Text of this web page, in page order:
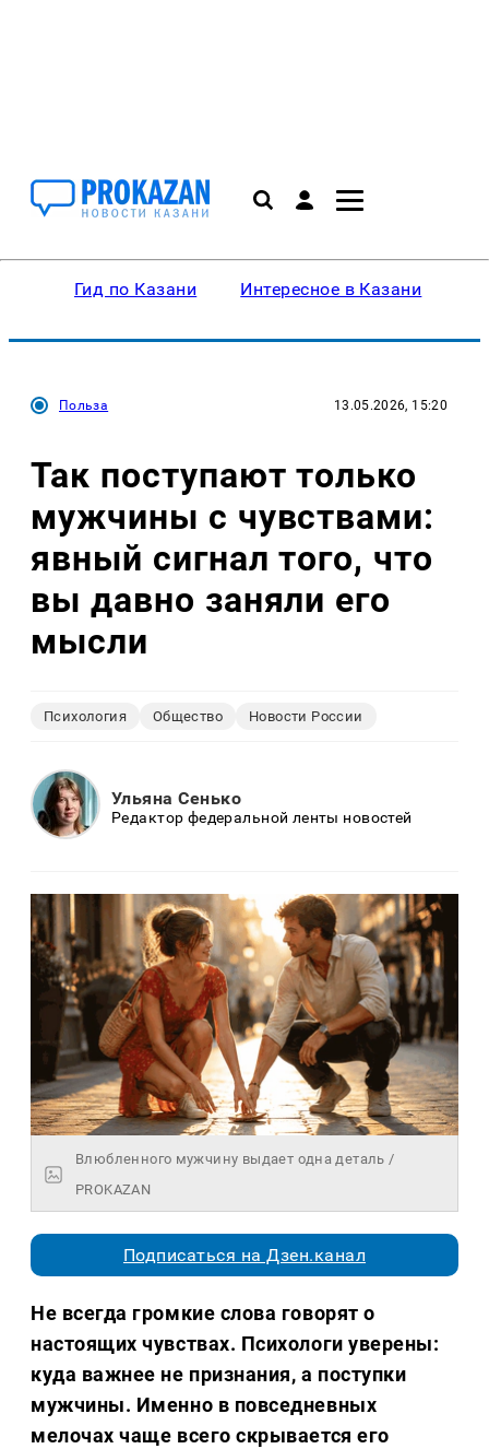
Гид по Казани Интересное в Казани
Польза 13.05.2026, 15:20
Так поступают только
мужчины с чувствами:
явный сигнал того, что
вы давно заняли его
мысли
Психология Общество Новости России
Ульяна Сенько
Редактор федеральной ленты новостей
Влюбленного мужчину выдает одна деталь /
PROKAZAN
Подписаться на Дзен.канал
Не всегда громкие слова говорят о
настоящих чувствах. Психологи уверены:
куда важнее не признания, а поступки
мужчины. Именно в повседневных
мелочах чаще всего скрывается его